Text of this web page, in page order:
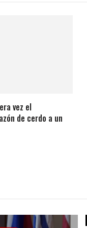
vez el
de cerdo a un